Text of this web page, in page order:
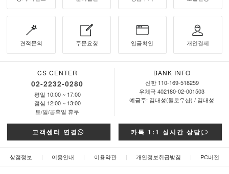
견적문의 주문요청 입금확인 개인결제
CS CENTER
02-2232-0280
평일 10:00 ~ 17:00
점심 12:00 ~ 13:00
토/일/공휴일 휴무
BANK INFO
신한 110-169-518259
우체국 402180-02-001503
예금주: 김대성(헬로우샵) / 김대성
고객센터 연결 카톡 1:1 실시간 상담
상점정보 | 이용안내 | 이용약관 | 개인정보취급방침 | PC버전